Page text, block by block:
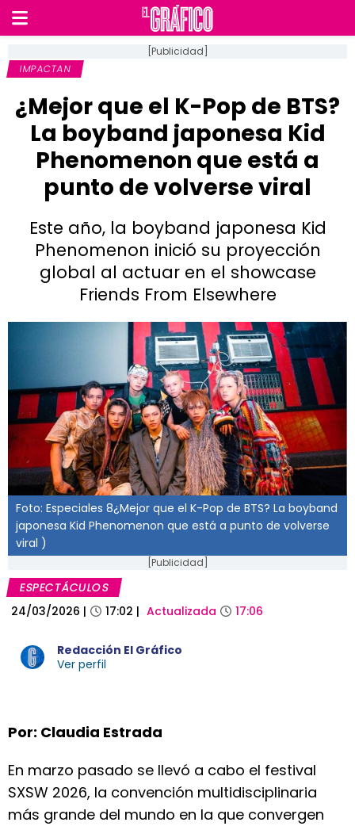
[Publicidad]
IMPACTAN
¿Mejor que el K-Pop de BTS?
La boyband japonesa Kid
Phenomenon que está a
punto de volverse viral
Este año, la boyband japonesa Kid
Phenomenon inició su proyección
global al actuar en el showcase
Friends From Elsewhere
Foto: Especiales 8¿Mejor que el K-Pop de BTS? La boyband
japonesa Kid Phenomenon que está a punto de volverse
viral )
[Publicidad]
ESPECTÁCULOS
24/03/2026 | 17:02 | Actualizada 17:06
Redacción El Gráfico
Ver perfil
Por: Claudia Estrada
En marzo pasado se llevó a cabo el festival
SXSW 2026, la convención multidisciplinaria
más grande del mundo en la que convergen